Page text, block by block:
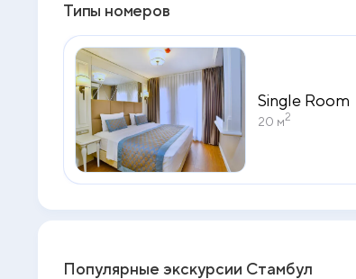
Типы номеров
Single Room
20 м2
Популярные экскурсии Стамбул